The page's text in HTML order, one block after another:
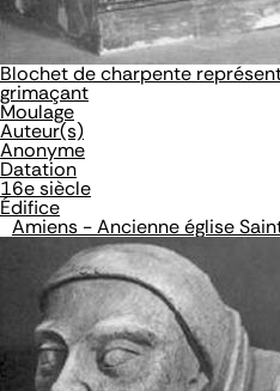
Blochet de charpente
grimaçant
Moulage
Auteur(s)
Anonyme
Datation
16e siècle
Édifice
Amiens - Ancienne église